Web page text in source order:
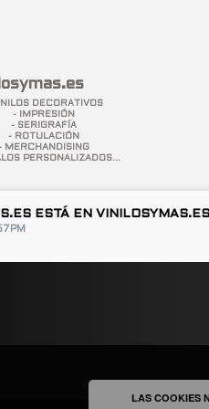
DECORATIVOS
- IMPRESIÓN
- SERIGRAFÍA
- ROTULACIÓN
- MERCHANDISING
PERSONALIZADOS...
ESTÁ EN
LAS COOKIES